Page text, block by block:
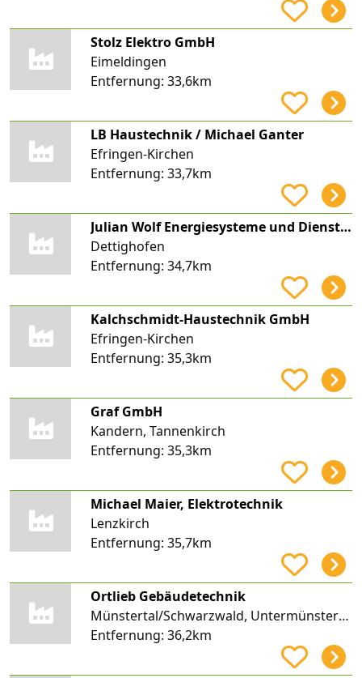
Stolz Elektro GmbH
Eimeldingen
Entfernung: 33,6km
LB Haustechnik / Michael Ganter
Efringen-Kirchen
Entfernung: 33,7km
Julian Wolf Energiesysteme und Dienstleistungen
Dettighofen
Entfernung: 34,7km
Kalchschmidt-Haustechnik GmbH
Efringen-Kirchen
Entfernung: 35,3km
Graf GmbH
Kandern, Tannenkirch
Entfernung: 35,3km
Michael Maier, Elektrotechnik
Lenzkirch
Entfernung: 35,7km
Ortlieb Gebäudetechnik
Münstertal/Schwarzwald, Untermünstertal
Entfernung: 36,2km